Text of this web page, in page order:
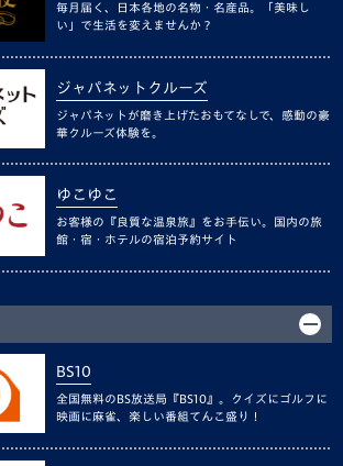
毎月届く、日本各地の名物・名産品。「美味し
い」で生活を変えませんか？
ジャパネットクルーズ
ジャパネットが磨き上げたおもてなしで、感動の豪
華クルーズ体験を。
ゆこゆこ
お客様の『良質な温泉旅』をお手伝い。国内の旅
館・宿・ホテルの宿泊予約サイト
BS10
全国無料のBS放送局『BS10』。クイズにゴルフに
映画に麻雀、楽しい番組てんこ盛り！